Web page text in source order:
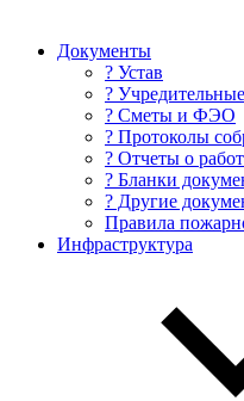
Документы
? Устав
?
? Сметы и ФЭО
? Протоколы
? Отчеты о
? Бланки
? Другие
Правила
Инфраструктура